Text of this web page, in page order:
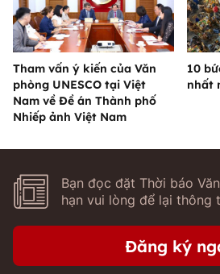
Tham vấn ý kiến của Văn
phòng UNESCO tại Việt
Nam về Đề án Thành phố
Nhiếp ảnh Việt Nam
10
nhất
Bạn đọc đặt Thời báo
hạn vui lòng để lại thông
Đăng ký